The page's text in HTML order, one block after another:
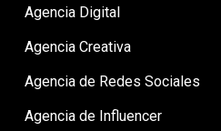
Agencia Digital
Agencia Creativa
Agencia de Redes Sociales
Agencia de Influencer